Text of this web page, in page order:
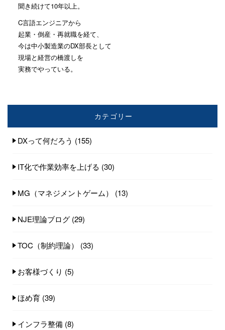
聞き続けて10年以上。
C言語エンジニアから
起業・倒産・再就職を経て、
今は中小製造業のDX部長として
現場と経営の橋渡しを
実務でやっている。
カテゴリー
DXって何だろう (155)
IT化で作業効率を上げる (30)
MG（マネジメントゲーム） (13)
NJE理論ブログ (29)
TOC（制約理論） (33)
お客様づくり (5)
ほめ育 (39)
インフラ整備 (8)